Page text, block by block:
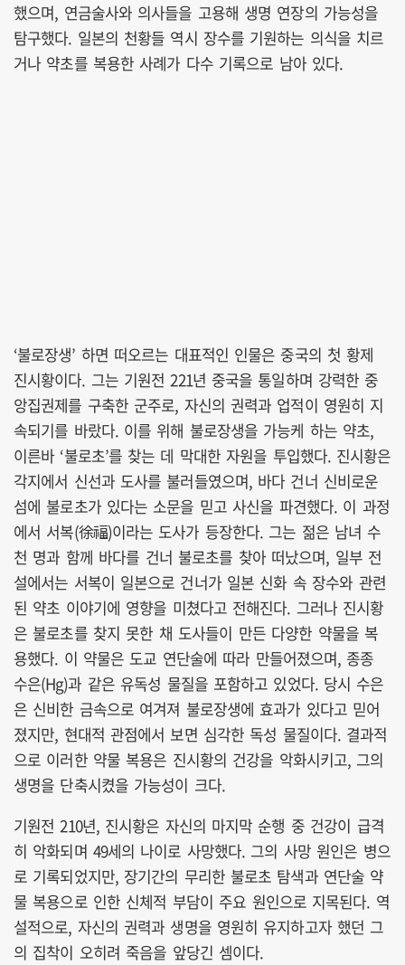
했으며, 연금술사와 의사들을 고용해 생명 연장의 가능성을
탐구했다. 일본의 천황들 역시 장수를 기원하는 의식을 치르
거나 약초를 복용한 사례가 다수 기록으로 남아 있다.
‘불로장생’ 하면 떠오르는 대표적인 인물은 중국의 첫 황제
진시황이다. 그는 기원전 221년 중국을 통일하며 강력한 중
앙집권제를 구축한 군주로, 자신의 권력과 업적이 영원히 지
속되기를 바랐다. 이를 위해 불로장생을 가능케 하는 약초,
이른바 ‘불로초’를 찾는 데 막대한 자원을 투입했다. 진시황은
각지에서 신선과 도사를 불러들였으며, 바다 건너 신비로운
섬에 불로초가 있다는 소문을 믿고 사신을 파견했다. 이 과정
에서 서복(徐福)이라는 도사가 등장한다. 그는 젊은 남녀 수
천 명과 함께 바다를 건너 불로초를 찾아 떠났으며, 일부 전
설에서는 서복이 일본으로 건너가 일본 신화 속 장수와 관련
된 약초 이야기에 영향을 미쳤다고 전해진다. 그러나 진시황
은 불로초를 찾지 못한 채 도사들이 만든 다양한 약물을 복
용했다. 이 약물은 도교 연단술에 따라 만들어졌으며, 종종
수은(Hg)과 같은 유독성 물질을 포함하고 있었다. 당시 수은
은 신비한 금속으로 여겨져 불로장생에 효과가 있다고 믿어
졌지만, 현대적 관점에서 보면 심각한 독성 물질이다. 결과적
으로 이러한 약물 복용은 진시황의 건강을 악화시키고, 그의
생명을 단축시켰을 가능성이 크다.
기원전 210년, 진시황은 자신의 마지막 순행 중 건강이 급격
히 악화되며 49세의 나이로 사망했다. 그의 사망 원인은 병으
로 기록되었지만, 장기간의 무리한 불로초 탐색과 연단술 약
물 복용으로 인한 신체적 부담이 주요 원인으로 지목된다. 역
설적으로, 자신의 권력과 생명을 영원히 유지하고자 했던 그
의 집착이 오히려 죽음을 앞당긴 셈이다.